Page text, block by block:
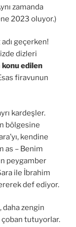
zamanda
2023 oluyor.)
geçerken!
dizleri
konu edilen
firavunun
kardeşler.
bölgesine
kendine
as – Benim
peygamber
ile İbrahim
def ediyor.
daha zengin
tutuyorlar.